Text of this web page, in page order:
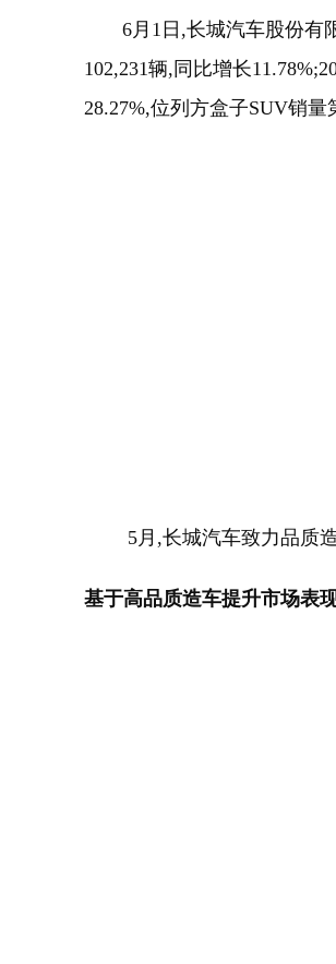
6月1日,长城汽车股份有限
102,231辆,同比增长
28.27%,位列方盒子SUV销量
5月,长城汽车致力品质造
基于高品质造车提升市场表